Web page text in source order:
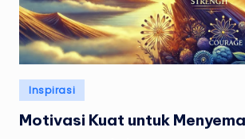
Posted
in
Inspirasi
Motivasi Kuat untuk